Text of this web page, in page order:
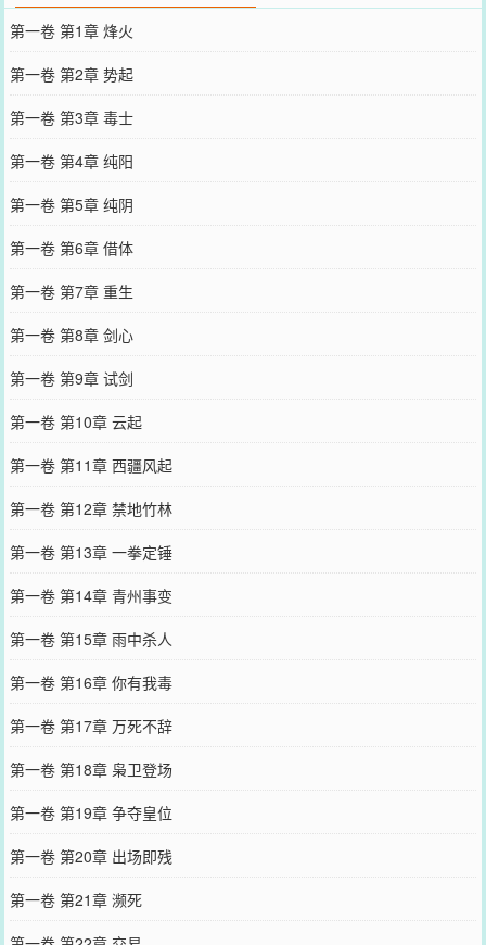
第一卷 第1章 烽火
第一卷 第2章 势起
第一卷 第3章 毒士
第一卷 第4章 纯阳
第一卷 第5章 纯阴
第一卷 第6章 借体
第一卷 第7章 重生
第一卷 第8章 剑心
第一卷 第9章 试剑
第一卷 第10章 云起
第一卷 第11章 西疆风起
第一卷 第12章 禁地竹林
第一卷 第13章 一拳定锤
第一卷 第14章 青州事变
第一卷 第15章 雨中杀人
第一卷 第16章 你有我毒
第一卷 第17章 万死不辞
第一卷 第18章 枭卫登场
第一卷 第19章 争夺皇位
第一卷 第20章 出场即残
第一卷 第21章 濒死